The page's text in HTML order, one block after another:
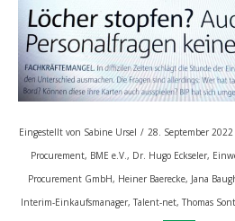
Eingestellt von Sabine Ursel / 28. September 2022
Procurement, BME e.V., Dr. Hugo Eckseler,
Procurement GmbH, Heiner Baerecke, Jana
Interim-Einkaufsmanager, Talent-net, Thomas